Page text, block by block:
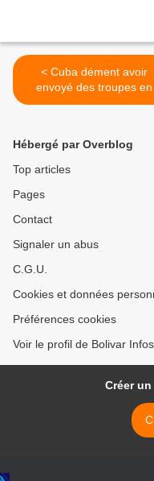
< Cuba dément avoir
envoyé des troupes en
Syrie en soutien à
Hébergé par Overblog
Top articles
Pages
Contact
Signaler un abus
C.G.U.
Cookies et données
Préférences cookies
Voir le profil de Bolivar
Créer